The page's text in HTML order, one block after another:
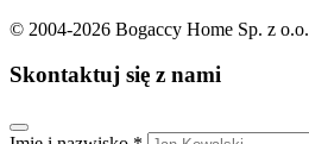
© 2004-2026 Bogaccy Home Sp. z o.o.
Skontaktuj się z nami